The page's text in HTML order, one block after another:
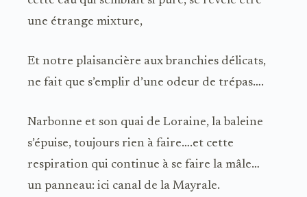
une étrange mixture,
Et notre plaisancière aux branchies délicats,
ne fait que s’emplir d’une odeur de trépas….
Narbonne et son quai de Loraine, la baleine
s’épuise, toujours rien à faire….et cette
respiration qui continue à se faire la mâle…
un panneau: ici canal de la Mayrale.